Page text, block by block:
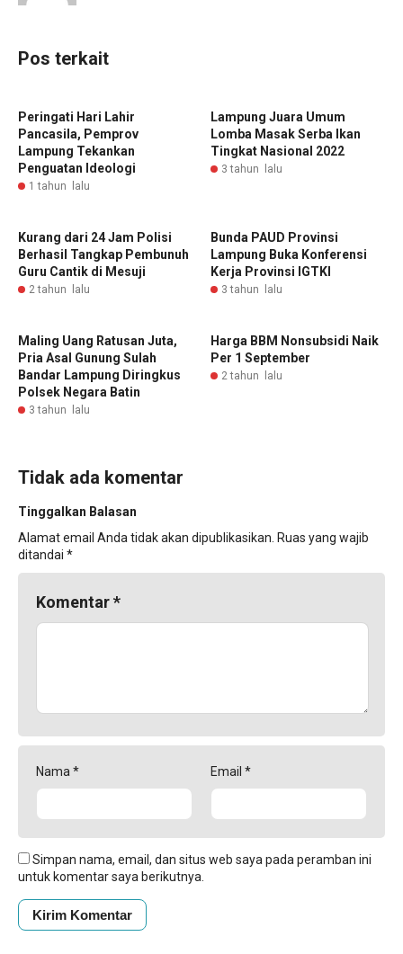
Pos terkait
‎Peringati Hari Lahir
Pancasila, Pemprov
Lampung Tekankan
Penguatan Ideologi ‎
1 tahun lalu
Lampung Juara Umum
Lomba Masak Serba Ikan
Tingkat Nasional 2022
3 tahun lalu
Kurang dari 24 Jam Polisi
Berhasil Tangkap Pembunuh
Guru Cantik di Mesuji
2 tahun lalu
Bunda PAUD Provinsi
Lampung Buka Konferensi
Kerja Provinsi IGTKI
3 tahun lalu
Maling Uang Ratusan Juta,
Pria Asal Gunung Sulah
Bandar Lampung Diringkus
Polsek Negara Batin
3 tahun lalu
Harga BBM Nonsubsidi Naik
Per 1 September
2 tahun lalu
Tidak ada komentar
Tinggalkan Balasan
Alamat email Anda tidak akan dipublikasikan. Ruas yang wajib
ditandai *
Komentar*
Nama * Email *
Simpan nama, email, dan situs web saya pada peramban ini
untuk komentar saya berikutnya.